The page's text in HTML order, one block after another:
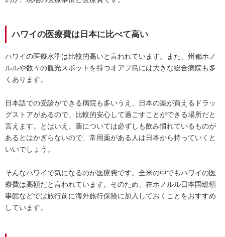
ハワイの医療費は日本に比べて高い
ハワイの医療水準は比較的高いと言われています。また、州都ホノ
ルルや数々の観光スポットを持つオアフ島には大きな総合病院も多
くあります。
日本語での受診ができる病院も多いうえ、日本の薬が買えるドラッ
グストアがあるので、比較的安心して過ごすことができる場所だと
言えます。とはいえ、薬については必ずしも飲み慣れているものが
あるとはかぎらないので、常用薬がある人は日本から持っていくと
いいでしょう。
そんなハワイで気になるのが医療費です。全米の中でもハワイの医
療費は高額だと言われています。そのため、在ホノルル日本国総領
事館などでは旅行前に海外旅行保険に加入しておくことをおすすめ
しています。